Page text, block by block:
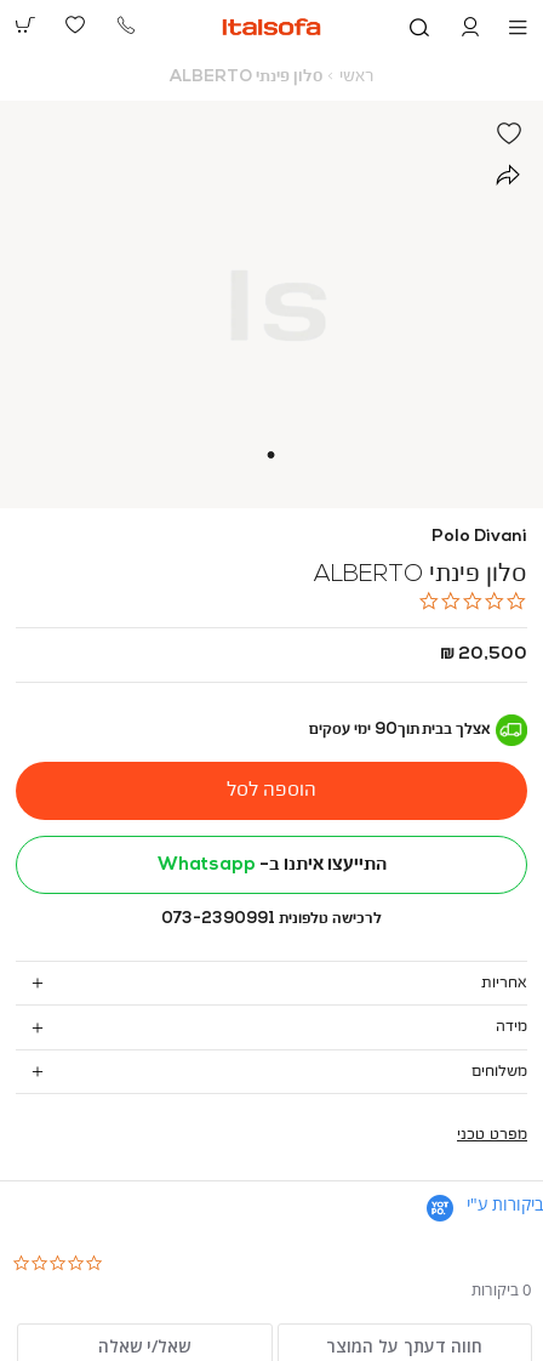
073-
ראשי ראשי
סלון פינתי ALBERTO
Polo Divani
סלון פינתי ALBERTO
החל
20,500 ₪
אצלך בביתתוך90 ימי עסקים
הוספה לסל
התייעצו איתנו ב- Whatsapp
לרכישה טלפונית 073-2390991
אחריות
מידה
משלוחים
מפרט טכני
ביקורות ע"י
0 ביקורות
חווה דעתך על המוצר שאל/י שאלה